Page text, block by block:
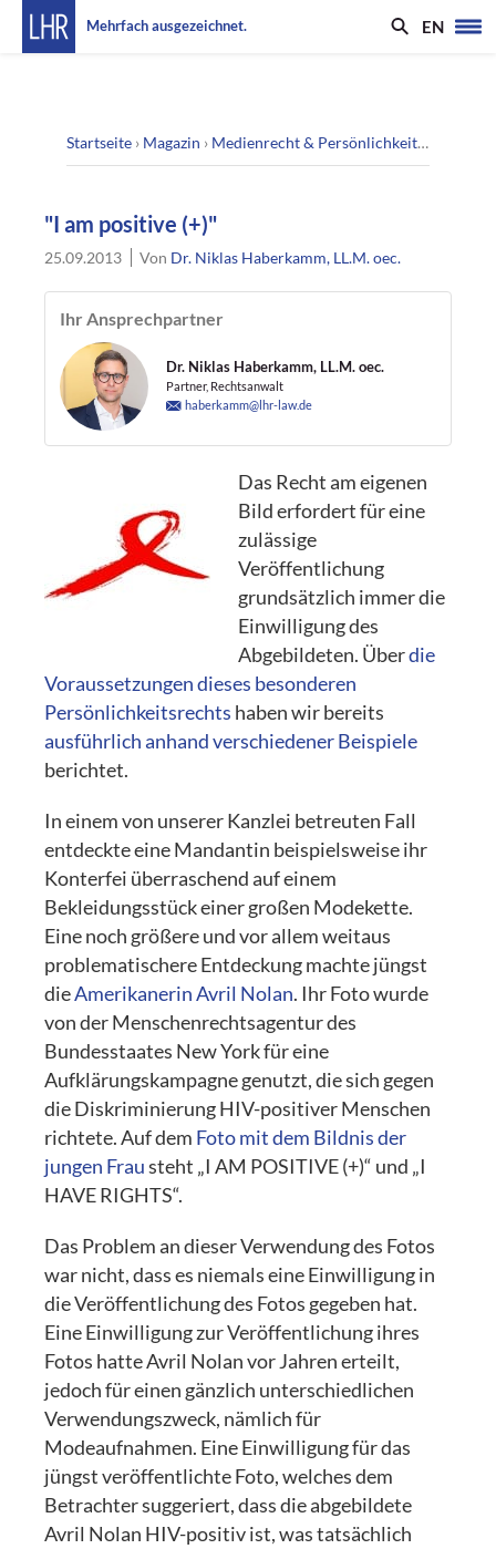
Mehrfach ausgezeichnet. EN
Startseite › Magazin › Medienrecht & Persönlichkeitsrecht
"I am positive (+)"
25.09.2013 Von Dr. Niklas Haberkamm, LL.M. oec.
Ihr Ansprechpartner
Dr. Niklas Haberkamm, LL.M. oec.
Partner, Rechtsanwalt
haberkamm@lhr-law.de
Das Recht am eigenen
Bild erfordert für eine
zulässige
Veröffentlichung
grundsätzlich immer die
Einwilligung des
Abgebildeten. Überdie
Voraussetzungen dieses besonderen
Persönlichkeitsrechts haben wir bereits
ausführlich anhand verschiedener Beispiele
berichtet.
In einem von unserer Kanzlei betreuten Fall
entdeckte eine Mandantin beispielsweise ihr
Konterfei überraschend auf einem
Bekleidungsstück einer großen Modekette.
Eine noch größere und vor allem weitaus
problematischere Entdeckung machte jüngst
dieAmerikanerin Avril Nolan. Ihr Foto wurde
von der Menschenrechtsagentur des
Bundesstaates New York für eine
Aufklärungskampagne genutzt, die sich gegen
die Diskriminierung HIV-positiver Menschen
richtete. Auf dem Foto mit dem Bildnis der
jungen Frausteht „I AM POSITIVE (+)“ und „I
HAVE RIGHTS“.
Das Problem an dieser Verwendung des Fotos
war nicht, dass es niemals eine Einwilligung in
die Veröffentlichung des Fotos gegeben hat.
Eine Einwilligung zur Veröffentlichung ihres
Fotos hatte Avril Nolan vor Jahren erteilt,
jedoch für einen gänzlich unterschiedlichen
Verwendungszweck, nämlich für
Modeaufnahmen. Eine Einwilligung für das
jüngst veröffentlichte Foto, welches dem
Betrachter suggeriert, dass die abgebildete
Avril Nolan HIV-positiv ist, was tatsächlich